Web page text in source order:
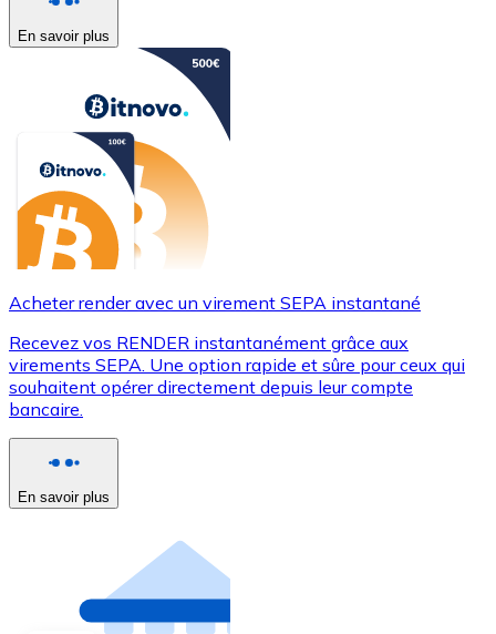
En savoir plus
Acheter render avec un virement SEPA instantané
Recevez vos RENDER instantanément grâce aux
virements SEPA. Une option rapide et sûre pour ceux qui
souhaitent opérer directement depuis leur compte
bancaire.
En savoir plus